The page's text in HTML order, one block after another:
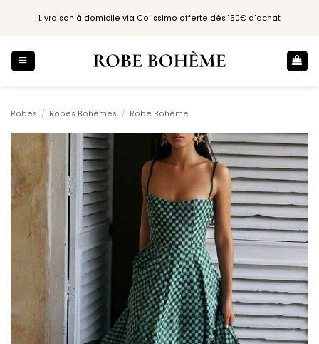
Livraison à domicile via Colissimo offerte dès 150€ d'achat
Robes / Robes Bohèmes / Robe Bohème